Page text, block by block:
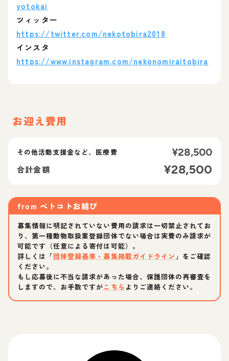
yotokai
ツィッター
https://twitter.com/nekotobira2018
インスタ
https://www.instagram.com/nekonomiraitobira
お迎え費用
その他活動支援金など、医療費 ¥28,500
合計金額 ¥28,500
from ペトコトお結び
募集情報に明記されていない費用の請求は一切禁止されてお
り、第一種動物取扱業登録団体でない場合は実費のみ請求が
可能です（任意による寄付は可能）。
詳しくは「団体登録基準・募集掲載ガイドライン 」をご確認
ください。
もし応募後に不当な請求があった場合、保護団体の再審査を
しますので、お手数ですがこちら よりご連絡ください。